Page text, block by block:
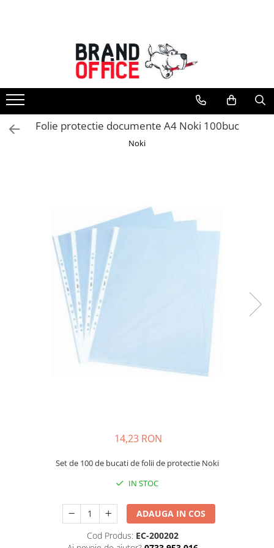
Unitate Protejata - PRODUCTIE
Hartie copiator si produse
tipografice
Produse consumabile din hartie
Detergenti si dezinfectanti
Organizatoare business
Birotica si papetarie
Hartie si articole din hartie
Bibliorafturi, caiete mecanice,
Capsatoare, capse si perforatoare
Caiete si blocnotesuri
Dosare, folii protectie si mape
Accesorii diverse pentru birou
Seturi de scris Premium
Instrumente de scris eco
Creioane mecanice si grafit
Folie protectie documente A4 Noki 100buc
Noki
14,23 RON
Set de 100 de bucati de folii de protectie Noki
IN STOC
ADAUGA IN COS
Cod Produs: EC-200202